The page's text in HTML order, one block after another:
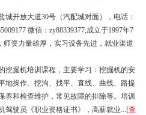
开放大道30号（汽配城对面），电话：
微信：zy88339377,成立于1997年7
师资力量雄厚，实习设备先进，就业渠道
掘机培训课程，主要学习：挖掘机的安
地操作、挖沟、找平、直线、曲线、路提
养和检查维护，常见故障的排除等。培训
驾驶员《职业资格证书》，高薪就业...[查